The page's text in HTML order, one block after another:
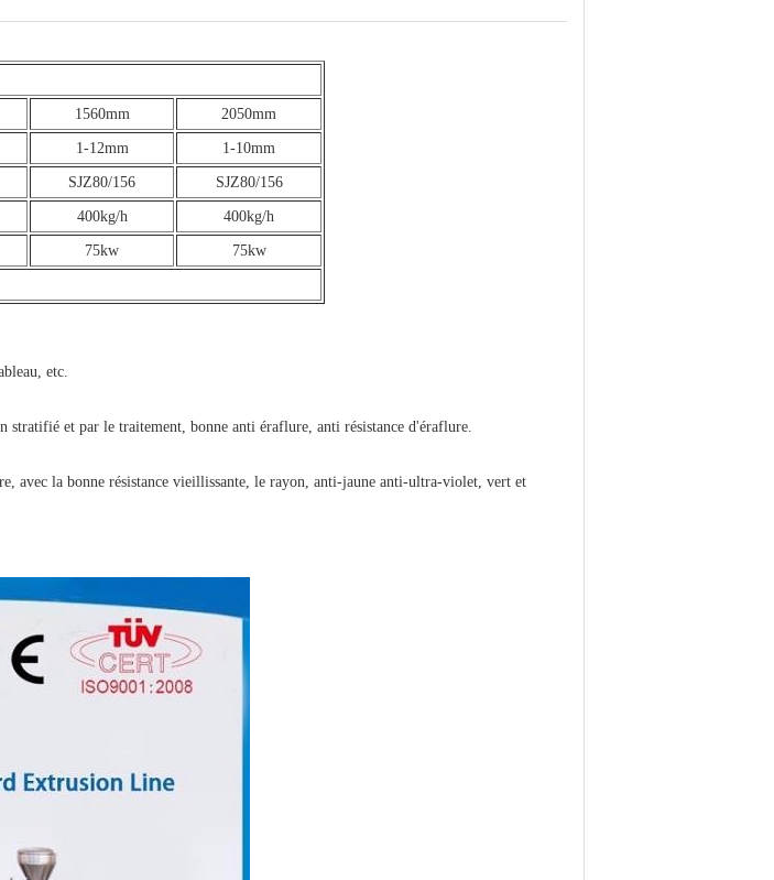
1560mm 2050mm
1-12mm 1-10mm
SJZ80/156 SJZ80/156
400kg/h 400kg/h
75kw 75kw
etc.
et par le traitement, bonne anti éraflure, anti résistance d'éraflure.
avec la bonne résistance vieillissante, le rayon, anti-jaune anti-ultra-violet, vert et